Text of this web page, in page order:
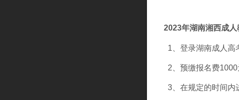
2023年湖南湘西成人
1、登录湖南成人高
2、预缴报名费1000
3、在规定的时间内进